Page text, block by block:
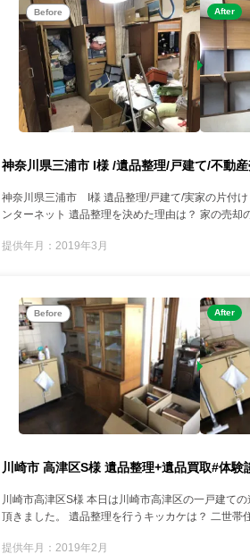
Before After
神奈川県三浦市 I様 /遺品整理/戸建て/不動
神奈川県三浦市 I様 遺品整理/戸建て/実家の片付け
ンターネット 遺品整理を決めた理由は？ 家の売却
提供年月：2019年3月
Before After
川崎市 高津区S様 遺品整理+遺品買取#体験
川崎市高津区S様 本日は川崎市高津区の一戸建て
頂きました。 遺品整理を行うキッカケは？ 二世帯
提供年月：2019年2月